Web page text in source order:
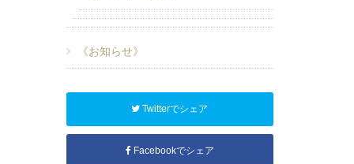
《お知らせ》
Twitterでシェア
Facebookでシェア